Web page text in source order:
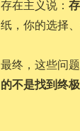
存在主义说：
纸，你的选择
最终，这些问
的不是找到终